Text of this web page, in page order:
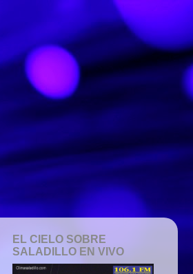
EL CIELO SOBRE
SALADILLO EN VIVO